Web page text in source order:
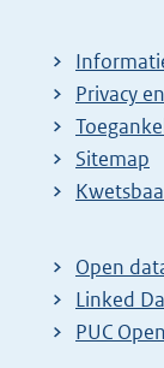
Privacy
Sitemap
E
t
e
r
Open
Linked
PUC